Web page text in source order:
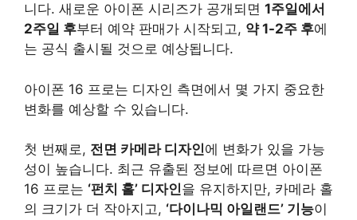
니다. 새로운 아이폰 시리즈가 공개되면 1주일에서
2주일 후부터 예약 판매가 시작되고, 약 1-2주 후에
는 공식 출시될 것으로 예상됩니다.
아이폰 16 프로는 디자인 측면에서 몇 가지 중요한
변화를 예상할 수 있습니다.
첫 번째로, 전면 카메라 디자인에 변화가 있을 가능
성이 높습니다. 최근 유출된 정보에 따르면 아이폰
16 프로는 ‘펀치 홀’ 디자인을 유지하지만, 카메라 홀
의 크기가 더 작아지고, ‘다이나믹 아일랜드’ 기능이